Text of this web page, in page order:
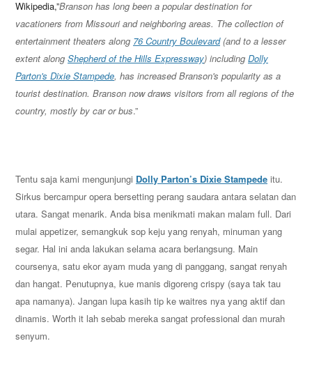
Wikipedia,”Branson has long been a popular destination for
vacationers from Missouri and neighboring areas. The collection of
entertainment theaters along 76 Country Boulevard(and to a lesser
extent along Shepherd of the Hills Expressway) including Dolly
Parton's Dixie Stampede, has increased Branson's popularity as a
tourist destination. Branson now draws visitors from all regions of the
country, mostly by car or bus.”
Tentu saja kami mengunjungi Dolly Parton’s Dixie Stampede itu.
Sirkus bercampur opera bersetting perang saudara antara selatan dan
utara. Sangat menarik. Anda bisa menikmati makan malam full. Dari
mulai appetizer, semangkuk sop keju yang renyah, minuman yang
segar. Hal ini anda lakukan selama acara berlangsung. Main
coursenya, satu ekor ayam muda yang di panggang, sangat renyah
dan hangat. Penutupnya, kue manis digoreng crispy (saya tak tau
apa namanya). Jangan lupa kasih tip ke waitres nya yang aktif dan
dinamis. Worth it lah sebab mereka sangat professional dan murah
senyum.